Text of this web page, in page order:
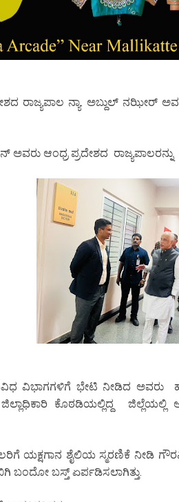
ರಾಜ್ಯಪಾಲ ನ್ಯಾ. ಅಬ್ದುಲ್ ನಝೀರ್
ಆಂಧ್ರ ಪ್ರದೇಶದ ರಾಜ್ಯಪಾಲರನ್ನು
ವಿಭಾಗಗಳಿಗೆ ಭೇಟಿ ನೀಡಿದ ಅವರು
ಜಿಲ್ಲಾಧಿಕಾರಿ ಕೊಠಡಿಯಲ್ಲಿದ್ದ
ಯಕ್ಷಗಾನ ಶೈಲಿಯ ಸ್ಮರಣಿಕೆ ನೀಡಿ
ಬಂದೋ ಬಸ್ತ್ ಏರ್ಪಡಿಸಲಾಗಿತ್ತು.